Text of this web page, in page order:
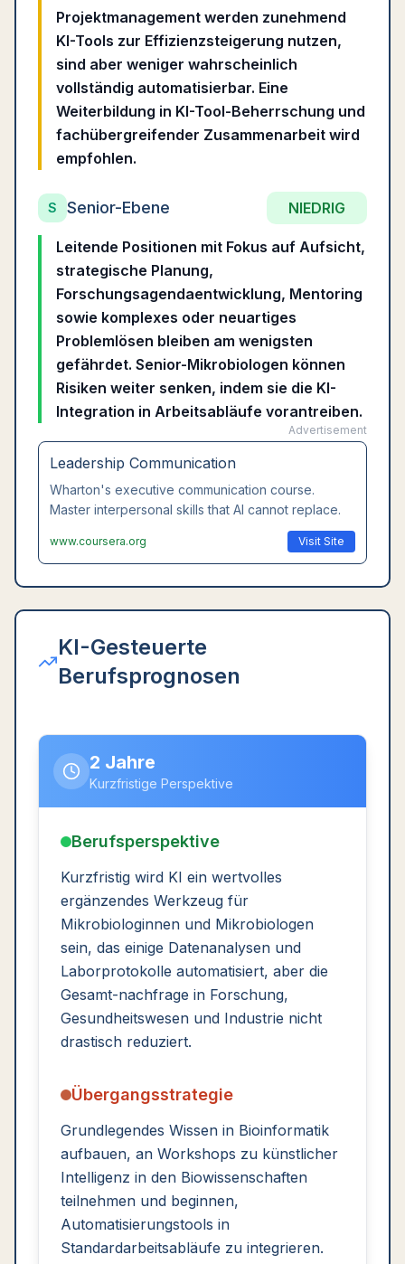
Projektmanagement werden zunehmend
KI-Tools zur Effizienzsteigerung nutzen,
sind aber weniger wahrscheinlich
vollständig automatisierbar. Eine
Weiterbildung in KI-Tool-Beherrschung und
fachübergreifender Zusammenarbeit wird
empfohlen.
S Senior-Ebene NIEDRIG
Leitende Positionen mit Fokus auf Aufsicht,
strategische Planung,
Forschungsagendaentwicklung, Mentoring
sowie komplexes oder neuartiges
Problemlösen bleiben am wenigsten
gefährdet. Senior-Mikrobiologen können
Risiken weiter senken, indem sie die KI-
Integration in Arbeitsabläufe vorantreiben.
Advertisement
Leadership Communication
Wharton's executive communication course.
Master interpersonal skills that AI cannot replace.
www.coursera.org Visit Site
KI-Gesteuerte
Berufsprognosen
2 Jahre
Kurzfristige Perspektive
Berufsperspektive
Kurzfristig wird KI ein wertvolles
ergänzendes Werkzeug für
Mikrobiologinnen und Mikrobiologen
sein, das einige Datenanalysen und
Laborprotokolle automatisiert, aber die
Gesamt-nachfrage in Forschung,
Gesundheitswesen und Industrie nicht
drastisch reduziert.
Übergangsstrategie
Grundlegendes Wissen in Bioinformatik
aufbauen, an Workshops zu künstlicher
Intelligenz in den Biowissenschaften
teilnehmen und beginnen,
Automatisierungstools in
Standardarbeitsabläufe zu integrieren.